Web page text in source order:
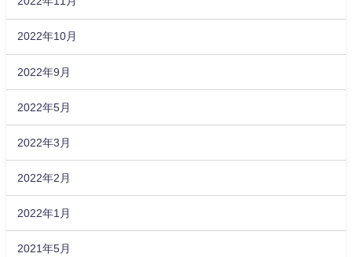
2022年10月
2022年9月
2022年5月
2022年3月
2022年2月
2022年1月
2021年5月